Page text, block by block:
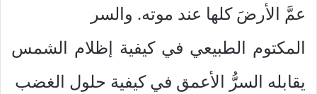
عمَّ الأرضَ كلها عند موته. والسر
المكتوم الطبيعي في كيفية إظلام الشمس
يقابله السرُّ الأعمق في كيفية حلول الغضب